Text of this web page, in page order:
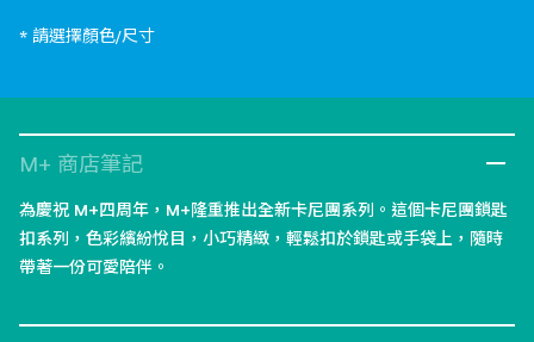
* 請選擇顏色/尺寸
M+ 商店筆記
為慶祝 M+四周年，M+隆重推出全新卡尼團系列。這個卡尼團鎖匙
扣系列，色彩繽紛悅目，小巧精緻，輕鬆扣於鎖匙或手袋上，隨時
帶著一份可愛陪伴。